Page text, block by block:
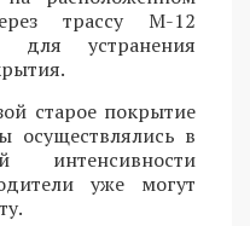
трассу М-12
для устранения
старое покрытие
осуществлялись в
интенсивности
уже могут